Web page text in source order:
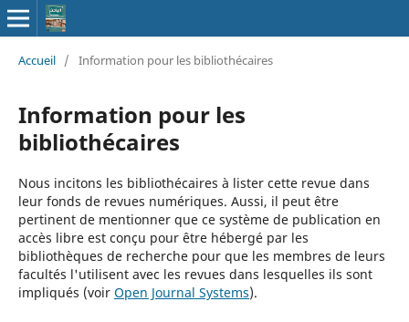
Accueil / Information pour les bibliothécaires
Information pour les
bibliothécaires
Nous incitons les bibliothécaires à lister cette revue dans
leur fonds de revues numériques. Aussi, il peut être
pertinent de mentionner que ce système de publication en
accès libre est conçu pour être hébergé par les
bibliothèques de recherche pour que les membres de leurs
facultés l'utilisent avec les revues dans lesquelles ils sont
impliqués (voir Open Journal Systems).